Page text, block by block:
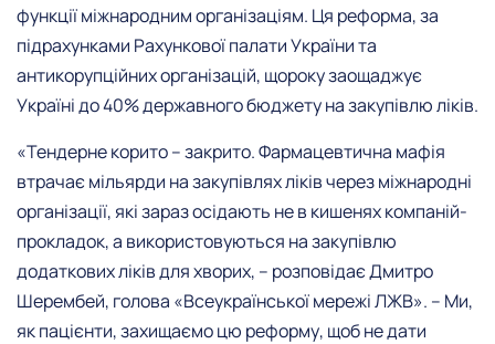
функції міжнародним організаціям. Ця реформа, за
підрахунками Рахункової палати України та
антикорупційних організацій, щороку заощаджує
Україні до 40% державного бюджету на закупівлю ліків.
«Тендерне корито – закрито. Фармацевтична мафія
втрачає мільярди на закупівлях ліків через міжнародні
організації, які зараз осідають не в кишенях компаній-
прокладок, а використовуються на закупівлю
додаткових ліків для хворих, – розповідає Дмитро
Шерембей, голова «Всеукраїнської мережі ЛЖВ». – Ми,
як пацієнти, захищаємо цю реформу, щоб не дати